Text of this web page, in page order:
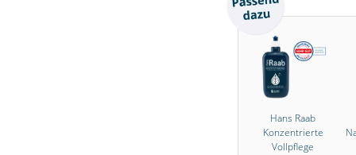
Hans Raab
Konzentrierte
Vollpflege